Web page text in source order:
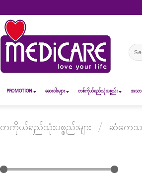
for:
PROMOTION ဆေး၀ါးများ တစ်ကိုယ်ရည်သုံးပစ္စည်း အသာ
တကိုယ်ရည်သုံးပစ္စည်းများ / ဆံကေသာ